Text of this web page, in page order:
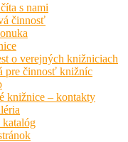
s nami
činnosť
o verejných knižniciach
pre činnosť knižníc
knižnice – kontakty